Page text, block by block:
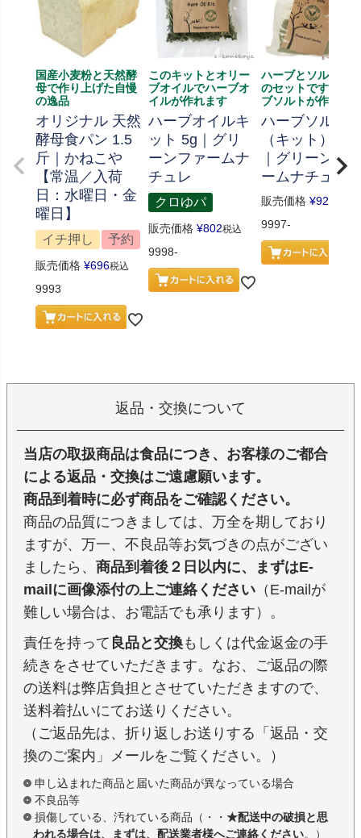
国産小麦粉と天然酵
母で作り上げた自慢
の逸品
オリジナル 天然
酵母食パン 1.5
斤｜かねこや
【常温／入荷
日：水曜日・金
曜日】
イチ押し 予約
販売価格 ¥696税込
9993
このキットとオリー
ブオイルでハーブオ
イルが作れます
ハーブオイルキ
ット 5g｜グリ
ーンファームナ
チュレ
クロゆパ
販売価格 ¥802税込
9998-
ハーブとソルト、
のセットです、ハ
ブソルトが作れま
ハーブソルト
（キット） 70g
｜グリーンフ
ームナチュレ
販売価格 ¥926
9997-
返品・交換について
当店の取扱商品は食品につき、お客様のご都合
による返品・交換はご遠慮願います。
商品到着時に必ず商品をご確認ください。
商品の品質につきましては、万全を期しており
ますが、万一、不良品等お気づきの点がござい
ましたら、 商品到着後２日以内に、まずはE-
mailに画像添付の上ご連絡ください （E-mailが
難しい場合は、お電話でも承ります）。
責任を持って 良品と交換もしくは代金返金の手
続きをさせていただきます。なお、ご返品の際
の送料は弊店負担とさせていただきますので、
送料着払いにてお送りください。
（ご返品先は、折り返しお送りする「返品・交
換のご案内」メールをご覧ください。）
申し込まれた商品と届いた商品が異なっている場合
不良品等
損傷している、汚れている商品（・・ ★配送中の破損と思
われる場合は、まずは、配送業者様へご連絡ください。）